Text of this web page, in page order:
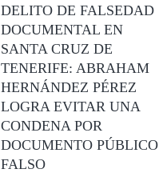
DELITO DE FALSEDAD
DOCUMENTAL EN
SANTA CRUZ DE
TENERIFE: ABRAHAM
HERNÁNDEZ PÉREZ
LOGRA EVITAR UNA
CONDENA POR
DOCUMENTO PÚBLICO
FALSO